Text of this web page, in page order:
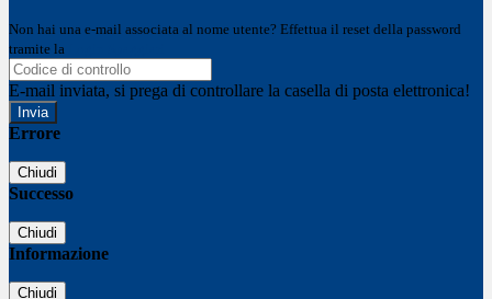
Non hai una e-mail associata al nome utente? Effettua il reset della password
tramite la
E-mail inviata, si prega di controllare la casella di posta elettronica!
Errore
Chiudi
Successo
Chiudi
Informazione
Chiudi